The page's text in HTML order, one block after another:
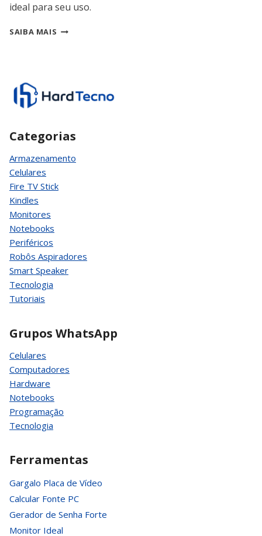
ideal para seu uso.
SAIBA MAIS COMO
GUIA
Categorias
Armazenamento
Celulares
Fire TV Stick
Kindles
Monitores
Notebooks
Periféricos
Robôs Aspiradores
Smart Speaker
Tecnologia
Tutoriais
Grupos WhatsApp
Celulares
Computadores
Hardware
Notebooks
Programação
Tecnologia
Ferramentas
Gargalo Placa de Vídeo
Calcular Fonte PC
Gerador de Senha Forte
Monitor Ideal